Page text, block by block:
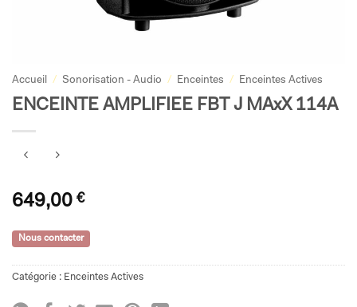
Accueil / Sonorisation - Audio / Enceintes / Enceintes Actives
ENCEINTE AMPLIFIEE FBT J MAxX 114A
649,00 €
Nous contacter
Catégorie : Enceintes Actives